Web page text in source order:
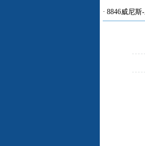
· 8846威尼斯